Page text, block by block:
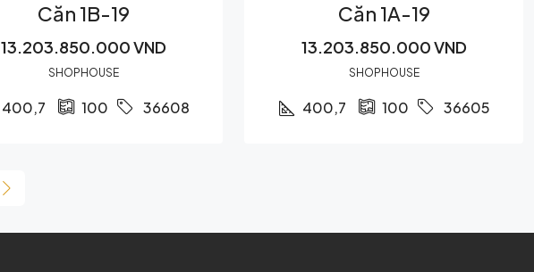
Căn 1B-19
13.203.850.000 VND
SHOPHOUSE
400,7 100 36608
Căn 1A-19
13.203.850.000 VND
SHOPHOUSE
400,7 100 36605